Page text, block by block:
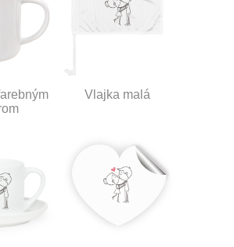
Vlajka malá